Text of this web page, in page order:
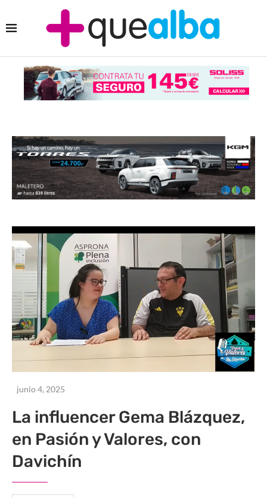
junio 4, 2025
La influencer Gema Blázquez,
en Pasión y Valores, con
Davichín